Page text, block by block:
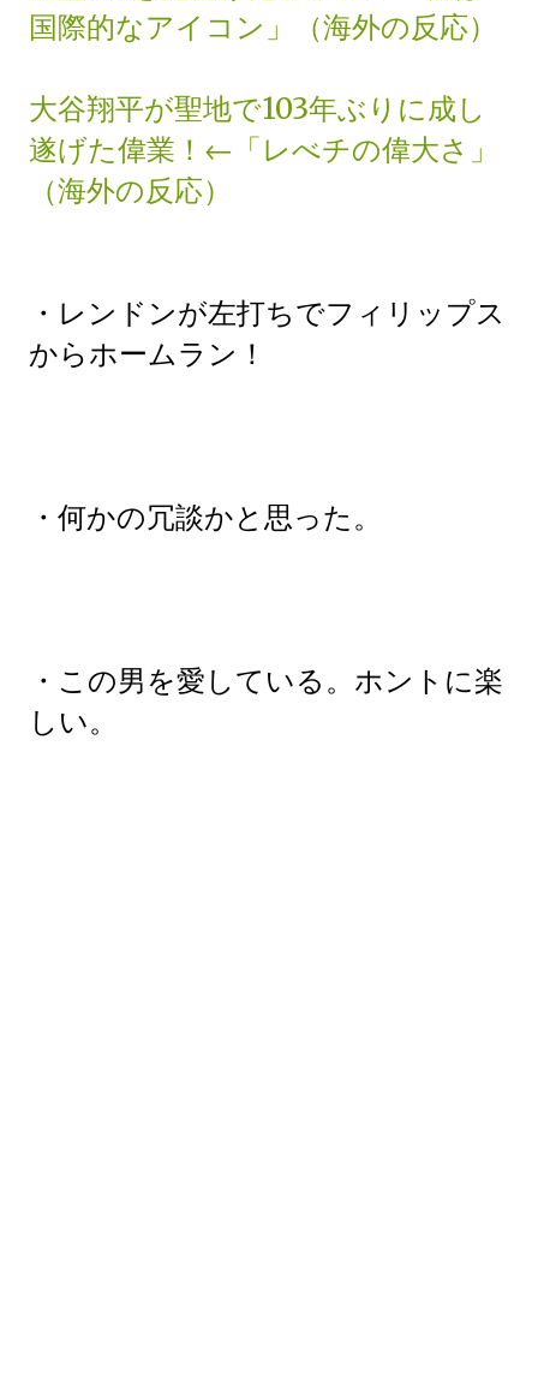
国際的なアイコン」（海外の反応）
大谷翔平が聖地で103年ぶりに成し
遂げた偉業！←「レべチの偉大さ」
（海外の反応）
・レンドンが左打ちでフィリップス
からホームラン！
・何かの冗談かと思った。
・この男を愛している。ホントに楽
しい。